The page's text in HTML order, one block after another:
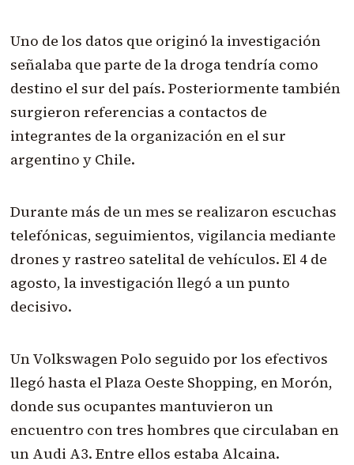
Uno de los datos que originó la investigación
señalaba que parte de la droga tendría como
destino el sur del país. Posteriormente también
surgieron referencias a contactos de
integrantes de la organización en el sur
argentino y Chile.
Durante más de un mes se realizaron escuchas
telefónicas, seguimientos, vigilancia mediante
drones y rastreo satelital de vehículos. El 4 de
agosto, la investigación llegó a un punto
decisivo.
Un Volkswagen Polo seguido por los efectivos
llegó hasta el Plaza Oeste Shopping, en Morón,
donde sus ocupantes mantuvieron un
encuentro con tres hombres que circulaban en
un Audi A3. Entre ellos estaba Alcaina.